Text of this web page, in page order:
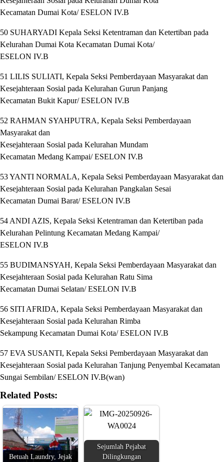
Kecamatan Dumai Kota/ ESELON IV.B
50 SUHARYADI Kepala Seksi Ketentraman dan Ketertiban pada
Kelurahan Dumai Kota Kecamatan Dumai Kota/
ESELON IV.B
51 LILIS SULIATI, Kepala Seksi Pemberdayaan Masyarakat dan
Kesejahteraan Sosial pada Kelurahan Gurun Panjang
Kecamatan Bukit Kapur/ ESELON IV.B
52 RAHMAN SYAHPUTRA, Kepala Seksi Pemberdayaan
Masyarakat dan
Kesejahteraan Sosial pada Kelurahan Mundam
Kecamatan Medang Kampai/ ESELON IV.B
53 YANTI NORMALA, Kepala Seksi Pemberdayaan Masyarakat dan
Kesejahteraan Sosial pada Kelurahan Pangkalan Sesai
Kecamatan Dumai Barat/ ESELON IV.B
54 ANDI AZIS, Kepala Seksi Ketentraman dan Ketertiban pada
Kelurahan Pelintung Kecamatan Medang Kampai/
ESELON IV.B
55 BUDIMANSYAH, Kepala Seksi Pemberdayaan Masyarakat dan
Kesejahteraan Sosial pada Kelurahan Ratu Sima
Kecamatan Dumai Selatan/ ESELON IV.B
56 SITI AFRIDA, Kepala Seksi Pemberdayaan Masyarakat dan
Kesejahteraan Sosial pada Kelurahan Rimba
Sekampung Kecamatan Dumai Kota/ ESELON IV.B
57 EVA SUSANTI, Kepala Seksi Pemberdayaan Masyarakat dan
Kesejahteraan Sosial pada Kelurahan Tanjung Penyembal Kecamatan
Sungai Sembilan/ ESELON IV.B(wan)
Related Posts:
Betuah Laundry, Jejak
Sejumlah Pejabat
Dilingkungan